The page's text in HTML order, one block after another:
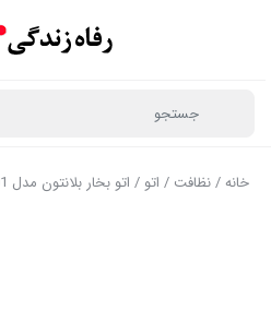
خانه/نظافت / اتو / اتو بخار بلانتون مدل SI1001